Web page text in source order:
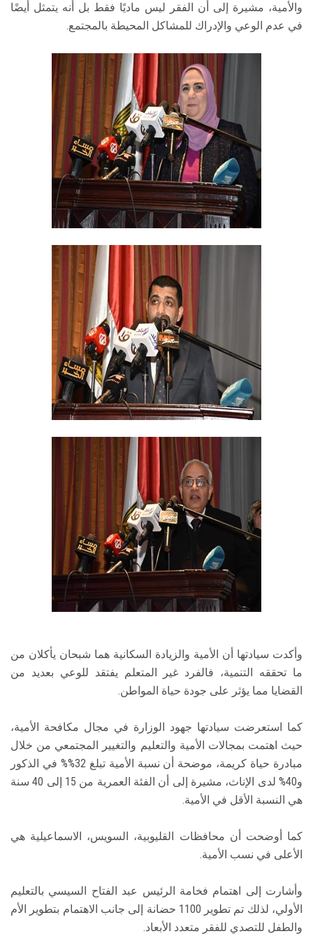
والأمية، مشيرة إلى أن الفقر ليس ماديًا فقط بل أنه يتمثل أيضًا
في عدم الوعي والإدراك للمشاكل المحيطة بالمجتمع.
وأكدت سيادتها أن الأمية والزيادة السكانية هما شبحان يأكلان من
ما تحققه التنمية، فالفرد غير المتعلم يفتقد للوعي بعديد من
القضايا مما يؤثر على جودة حياة المواطن.
كما استعرضت سيادتها جهود الوزارة في مجال مكافحة الأمية،
حيث اهتمت بمجالات الأمية والتعليم والتغيير المجتمعي من خلال
مبادرة حياة كريمة، موضحة أن نسبة الأمية تبلغ 32%% في الذكور
و40% لدى الإناث، مشيرة إلى أن الفئة العمرية من 15 إلى 40 سنة
هي النسبة الأقل في الأمية.
كما أوضحت أن محافظات القليوبية، السويس، الاسماعيلية هي
الأعلى في نسب الأمية.
وأشارت إلى اهتمام فخامة الرئيس عبد الفتاح السيسي بالتعليم
الأولي، لذلك تم تطوير 1100 حضانة إلى جانب الاهتمام بتطوير الأم
والطفل للتصدي للفقر متعدد الأبعاد.